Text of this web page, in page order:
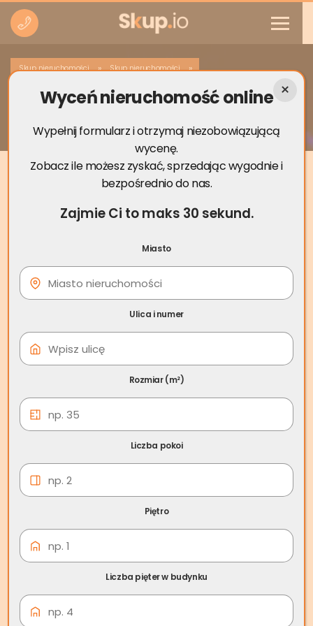
Skup nieruchomości » Skup nieruchomości »
Skup nieruchomości Olszyna
09 czeSkup nieruchomości
Olszyna
Wyceń nieruchomość online
Wypełnij formularz i otrzymaj niezobowiązującą
wycenę.
Zobacz ile możesz zyskać, sprzedając wygodnie i
bezpośrednio do nas.
Zajmie Ci to maks 30 sekund.
Miasto
Ulica i numer
Rozmiar (m²)
Liczba pokoi
Piętro
Liczba pięter w budynku